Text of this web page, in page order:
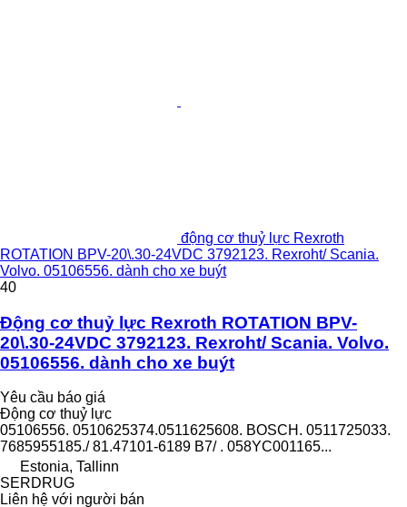
động cơ thuỷ lực Rexroth
ROTATION BPV-20\.30-24VDC 3792123. Rexroht/ Scania.
Volvo. 05106556. dành cho xe buýt
40
Động cơ thuỷ lực Rexroth ROTATION BPV-
20\.30-24VDC 3792123. Rexroht/ Scania. Volvo.
05106556. dành cho xe buýt
Yêu cầu báo giá
Động cơ thuỷ lực
05106556. 0510625374.0511625608. BOSCH. 0511725033.
7685955185./ 81.47101-6189 B7/ . 058YC001165...
Estonia, Tallinn
SERDRUG
Liên hệ với người bán